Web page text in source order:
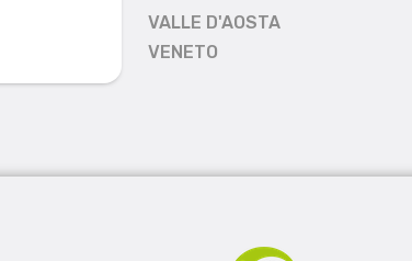
VALLE D'AOSTA
VENETO